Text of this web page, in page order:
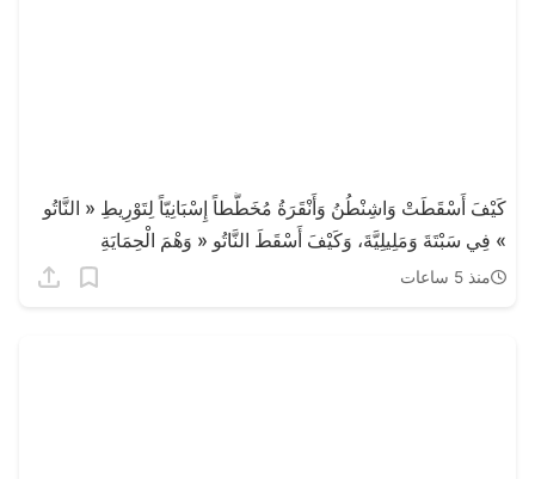
كَيْفَ أَسْقَطَتْ وَاشِنْطُنُ وَأَنْقَرَةُ مُخَطَّطاً إِسْبَانِيّاً لِتَوْرِيطِ « النَّاتُو
» فِي سَبْتَةَ وَمَلِيلِيَّةَ، وَكَيْفَ أَسْقَطَ النَّاتُو « وَهْمَ الْحِمَايَةِ
الْأَطْلَسِيَّةِ » وَأَجْبَرَ مَدْرِيدَ عَلَى الرُّضُوخِ لِلْوَاقِعِيَّةِ مَعَ الرِّبَاطِ؟
منذ 5 ساعات